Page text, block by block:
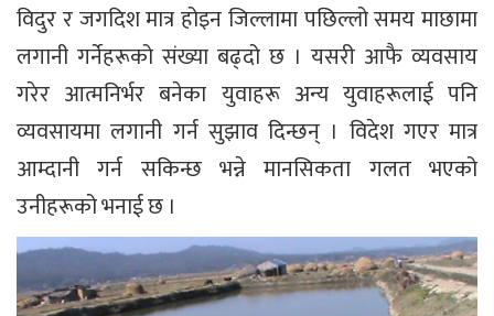
विदुर र जगदिश मात्र होइन जिल्लामा पछिल्लो समय माछामा
लगानी गर्नेहरूको संख्या बढ्दो छ । यसरी आफै व्यवसाय
गरेर आत्मनिर्भर बनेका युवाहरू अन्य युवाहरूलाई पनि
व्यवसायमा लगानी गर्न सुझाव दिन्छन् । विदेश गएर मात्र
आम्दानी गर्न सकिन्छ भन्ने मानसिकता गलत भएको
उनीहरूको भनाई छ ।